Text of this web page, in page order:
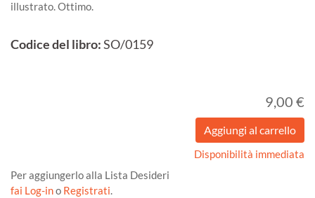
illustrato. Ottimo.
Codice del libro:SO/0159
9,00 €
Disponibilità immediata
Per aggiungerlo alla Lista Desideri
fai Log-ino Registrati.